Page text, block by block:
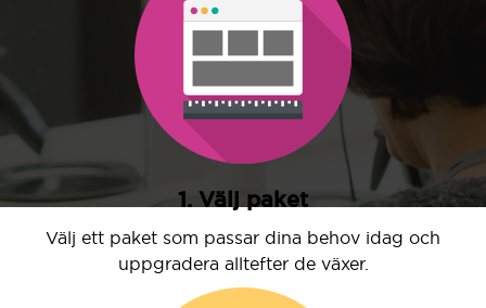
1. Välj paket
Välj ett paket som passar dina behov idag och
uppgradera alltefter de växer.